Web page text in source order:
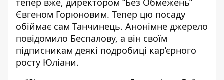
тепер вже, директором “Без Обмежень”
Євгеном Горюновим. Тепер цю посаду
обіймає сам Танчинець. Анонімне джерело
повідомило Беспалову, а він своїм
підписникам деякі подробиці кар’єрного
росту Юліани.